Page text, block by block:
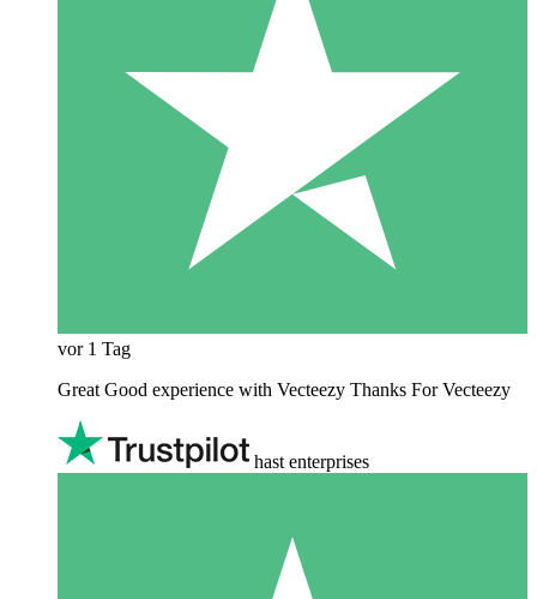
vor 1 Tag
Great Good experience with Vecteezy Thanks For Vecteezy
hast enterprises